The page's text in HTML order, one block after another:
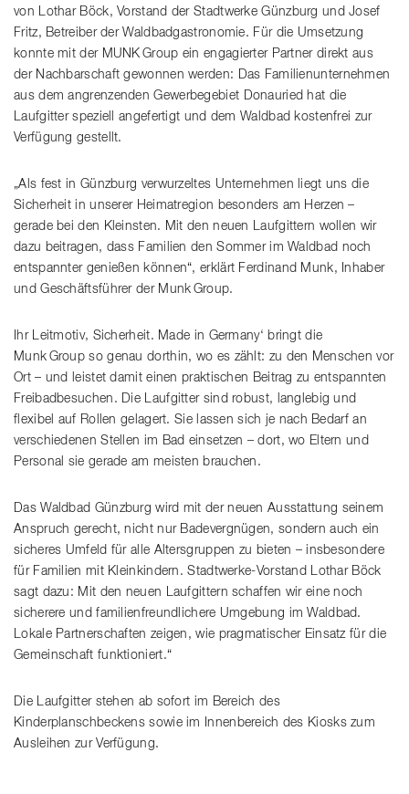
von Lothar Böck, Vorstand der Stadtwerke Günzburg und Josef
Fritz, Betreiber der Waldbadgastronomie. Für die Umsetzung
konnte mit der MUNK Group ein engagierter Partner direkt aus
der Nachbarschaft gewonnen werden: Das Familienunternehmen
aus dem angrenzenden Gewerbegebiet Donauried hat die
Laufgitter speziell angefertigt und dem Waldbad kostenfrei zur
Verfügung gestellt.
„Als fest in Günzburg verwurzeltes Unternehmen liegt uns die
Sicherheit in unserer Heimatregion besonders am Herzen –
gerade bei den Kleinsten. Mit den neuen Laufgittern wollen wir
dazu beitragen, dass Familien den Sommer im Waldbad noch
entspannter genießen können“, erklärt Ferdinand Munk, Inhaber
und Geschäftsführer der Munk Group.
Ihr Leitmotiv‚ Sicherheit. Made in Germany‘ bringt die
Munk Group so genau dorthin, wo es zählt: zu den Menschen vor
Ort – und leistet damit einen praktischen Beitrag zu entspannten
Freibadbesuchen. Die Laufgitter sind robust, langlebig und
flexibel auf Rollen gelagert. Sie lassen sich je nach Bedarf an
verschiedenen Stellen im Bad einsetzen – dort, wo Eltern und
Personal sie gerade am meisten brauchen.
Das Waldbad Günzburg wird mit der neuen Ausstattung seinem
Anspruch gerecht, nicht nur Badevergnügen, sondern auch ein
sicheres Umfeld für alle Altersgruppen zu bieten – insbesondere
für Familien mit Kleinkindern. Stadtwerke-Vorstand Lothar Böck
sagt dazu: Mit den neuen Laufgittern schaffen wir eine noch
sicherere und familienfreundlichere Umgebung im Waldbad.
Lokale Partnerschaften zeigen, wie pragmatischer Einsatz für die
Gemeinschaft funktioniert.“
Die Laufgitter stehen ab sofort im Bereich des
Kinderplanschbeckens sowie im Innenbereich des Kiosks zum
Ausleihen zur Verfügung.